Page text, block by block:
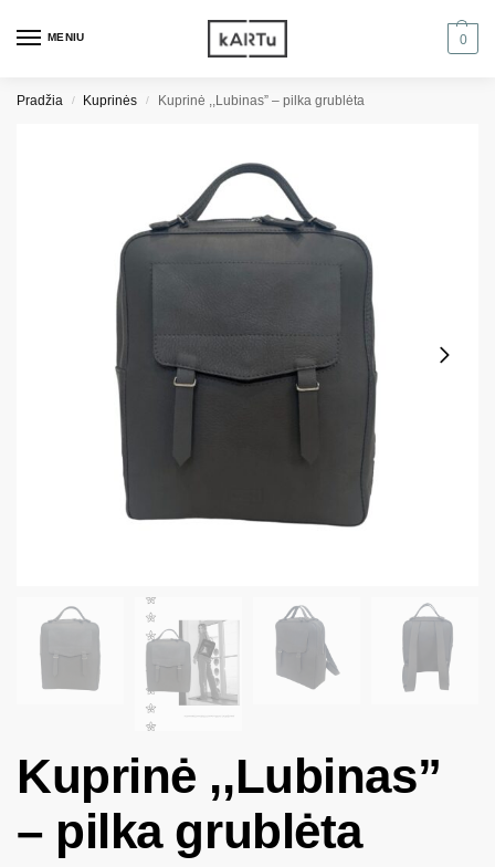
MENIU 0
Pradžia / Kuprinės / Kuprinė ,,Lubinas” – pilka grublėta
Kuprinė ,,Lubinas”
– pilka grublėta